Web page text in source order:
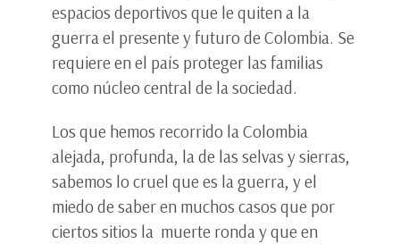
espacios deportivos que le quiten a la
guerra el presente y futuro de Colombia. Se
requiere en el país proteger las familias
como núcleo central de la sociedad.
Los que hemos recorrido la Colombia
alejada, profunda, la de las selvas y sierras,
sabemos lo cruel que es la guerra, y el
miedo de saber en muchos casos que por
ciertos sitios la muerte ronda y que en